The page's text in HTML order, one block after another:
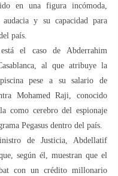
en una figura incómoda,
y su capacidad para
país.
el caso de Abderrahim
al que atribuye la
pese a su salario de
Mohamed Raji, conocido
como cerebro del espionaje
Pegasus dentro del país.
de Justicia, Abdellatif
según él, muestran que el
con un crédito millonario